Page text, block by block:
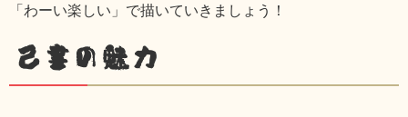
「わーい楽しい」で描いていきましょう！
己書の魅力